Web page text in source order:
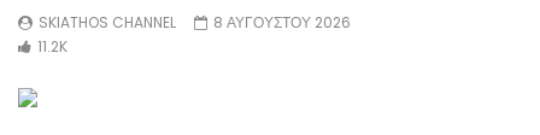
SKIATHOS CHANNEL
8 ΑΥΓΟΎΣΤΟΥ 2026
11.2K